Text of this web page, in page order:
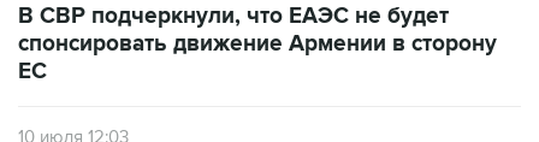
В СВР подчеркнули, что ЕАЭС не будет
спонсировать движение Армении в сторону
ЕС
10 июля 12:03